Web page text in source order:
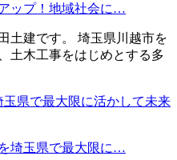
ップ！地域社会に…
土建です。 埼玉県川越市を
土木工事をはじめとする多
埼玉県で最大限に…